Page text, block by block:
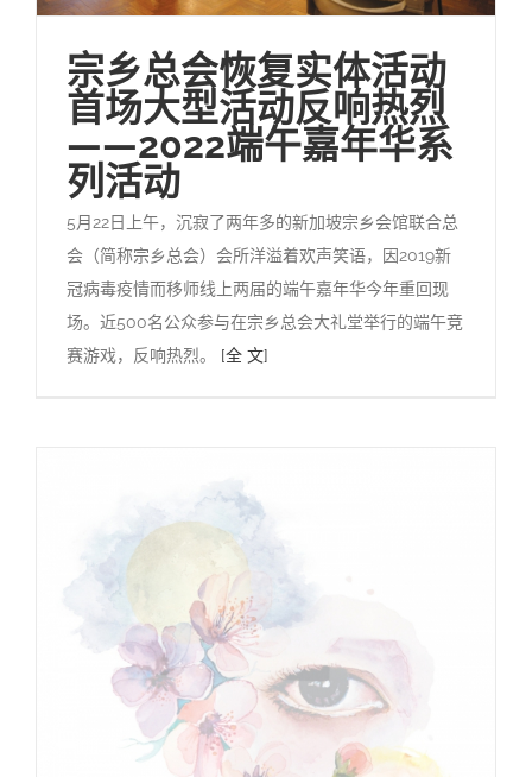
宗乡总会恢复实体活动
首场大型活动反响热烈
——2022端午嘉年华系
列活动
5月22日上午，沉寂了两年多的新加坡宗乡会馆联合总
会（简称宗乡总会）会所洋溢着欢声笑语，因2019新
冠病毒疫情而移师线上两届的端午嘉年华今年重回现
场。近500名公众参与在宗乡总会大礼堂举行的端午竞
赛游戏，反响热烈。 [全 文]